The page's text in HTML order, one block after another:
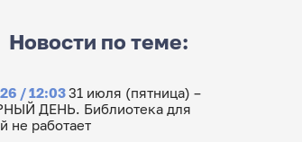
Новости по теме:
/ 12:0331 июля (пятница) –
ДЕНЬ. Библиотека для
не работает